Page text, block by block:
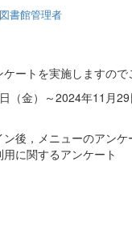
図書館管理者
ートを実施しますので
（金）～2024年11月29
後，メニューのアンケ
に関するアンケート